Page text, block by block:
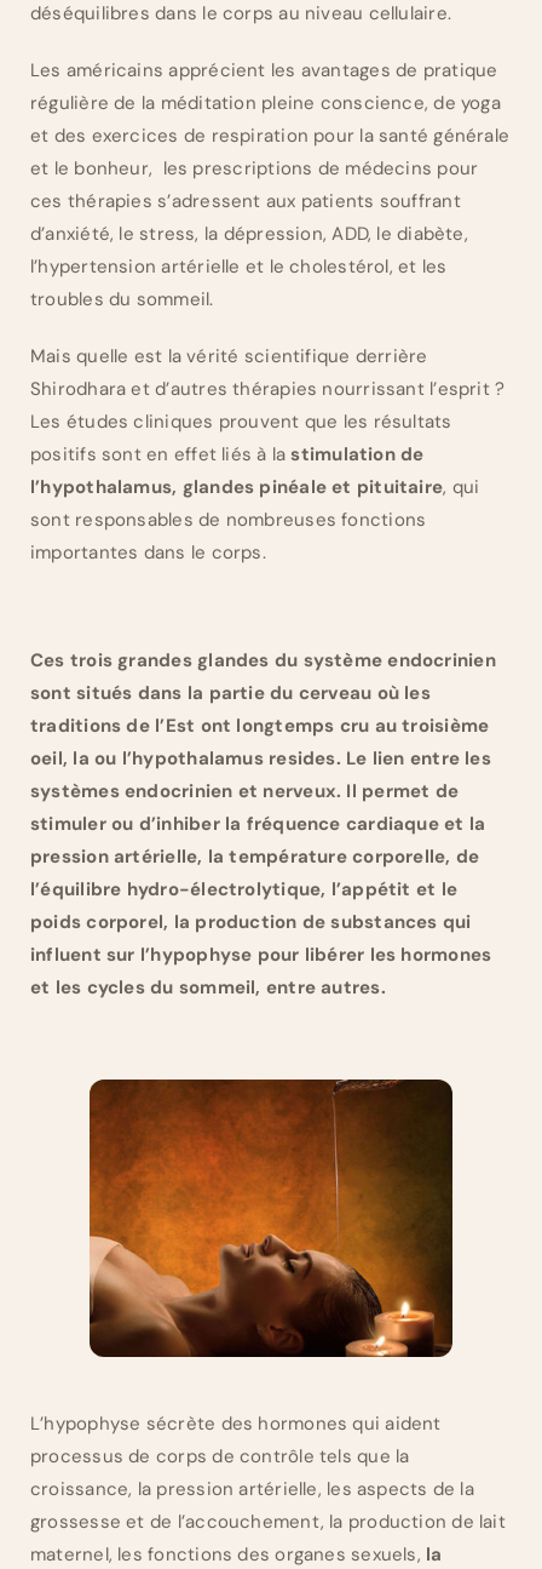
déséquilibres dans le corps au niveau cellulaire.
Les américains apprécient les avantages de pratique
régulière de la méditation pleine conscience, de yoga
et des exercices de respiration pour la santé générale
et le bonheur, les prescriptions de médecins pour
ces thérapies s’adressent aux patients souffrant
d’anxiété, le stress, la dépression, ADD, le diabète,
l’hypertension artérielle et le cholestérol, et les
troubles du sommeil.
Mais quelle est la vérité scientifique derrière
Shirodhara et d’autres thérapies nourrissant l’esprit ?
Les études cliniques prouvent que les résultats
positifs sont en effet liés à la stimulation de
l’hypothalamus, glandes pinéale et pituitaire, qui
sont responsables de nombreuses fonctions
importantes dans le corps.
Ces trois grandes glandes du système endocrinien
sont situés dans la partie du cerveau où les
traditions de l’Est ont longtemps cru au troisième
oeil, la ou l’hypothalamus resides. Le lien entre les
systèmes endocrinien et nerveux. Il permet de
stimuler ou d’inhiber la fréquence cardiaque et la
pression artérielle, la température corporelle, de
l’équilibre hydro-électrolytique, l’appétit et le
poids corporel, la production de substances qui
influent sur l’hypophyse pour libérer les hormones
et les cycles du sommeil, entre autres.
L’hypophyse sécrète des hormones qui aident
processus de corps de contrôle tels que la
croissance, la pression artérielle, les aspects de la
grossesse et de l’accouchement, la production de lait
maternel, les fonctions des organes sexuels, la